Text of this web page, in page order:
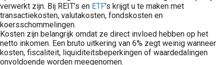
verwerkt zijn. Bij REIT’s en ETF’s krijgt u te maken met
transactiekosten, valutakosten, fondskosten en
koersschommelingen.
Kosten zijn belangrijk omdat ze direct invloed hebben op het
netto inkomen. Een bruto uitkering van 6% zegt weinig wanneer
kosten, fiscaliteit, liquiditeitsbeperkingen of waardedalingen
onvoldoende worden meegenomen.